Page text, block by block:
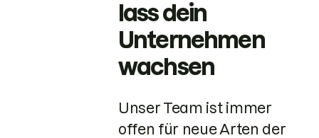
lass dein
Unternehmen
wachsen
Unser Team ist immer
offen für neue Arten der